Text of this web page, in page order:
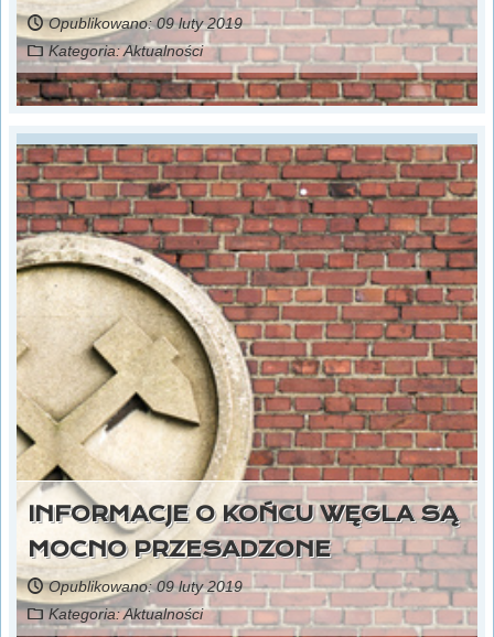
Opublikowano: 09 luty 2019
Kategoria:Aktualności
INFORMACJE O KOŃCU WĘGLA SĄ
MOCNO PRZESADZONE
Opublikowano: 09 luty 2019
Kategoria:Aktualności